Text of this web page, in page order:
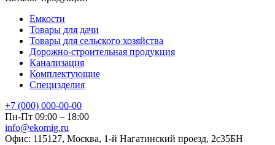
Емкости
Товары для дачи
Товары для сельского хозяйства
Дорожно-строительная продукция
Канализация
Комплектующие
Специзделия
+7 (000) 000-00-00
Пн-Пт 09:00 – 18:00
info@ekomig.ru
Офис: 115127, Москва, 1-й Нагатинский проезд, 2с35БН